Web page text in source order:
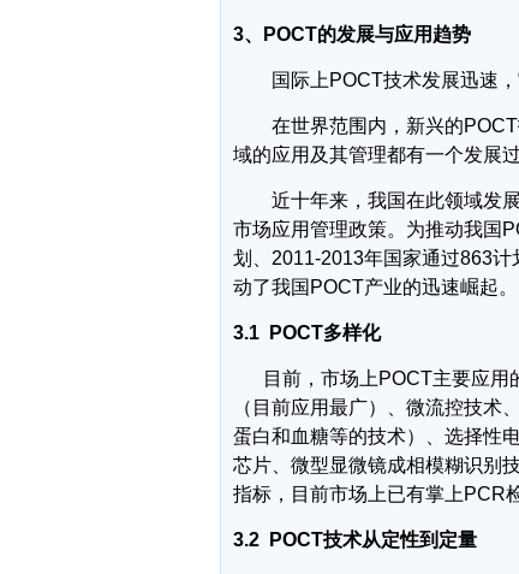
3、 POCT的发展与应用趋势
国际上 POCT技术发展迅速
在世界范围内，新兴的POCT
域的应用及其管理都有一个发展过
近十年来，我国在此领域发
市场应用管理政策。 为推动我国
划、 2011-2013年国家通过863计
动了我国 POCT产业的迅速崛起。
3.1 POCT多样化
目前，市场上 POCT主要应用
（目前应用最广）、微流控技术
蛋白和血糖等的技术）、选择性
芯片、微型显微镜成相模糊识别
指标，目前市场上已有掌上 PCR
3.2 POCT技术从定性到定量